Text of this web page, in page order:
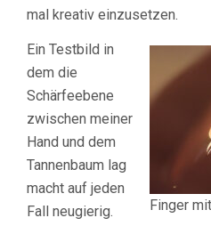
mal kreativ einzusetzen.
Finger
Ein Testbild in
dem die
Schärfeebene
zwischen meiner
Hand und dem
Tannenbaum lag
macht auf jeden
Fall neugierig.